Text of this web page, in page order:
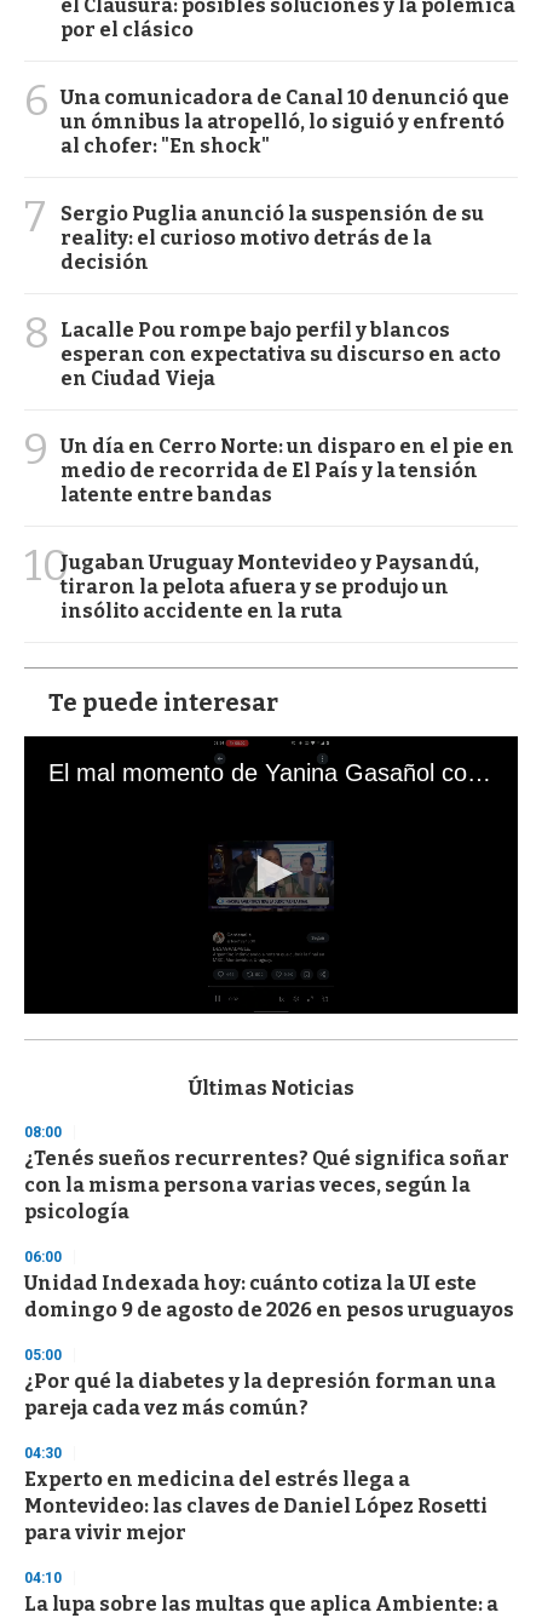
el Clausura: posibles soluciones y la polémica
por el clásico
6 Una comunicadora de Canal 10 denunció que
un ómnibus la atropelló, lo siguió y enfrentó
al chofer: "En shock"
7
Sergio Puglia anunció la suspensión de su
reality: el curioso motivo detrás de la
decisión
8
Lacalle Pou rompe bajo perfil y blancos
esperan con expectativa su discurso en acto
en Ciudad Vieja
9
Un día en Cerro Norte: un disparo en el pie en
medio de recorrida de El País y la tensión
latente entre bandas
10Jugaban Uruguay Montevideo y Paysandú,
tiraron la pelota afuera y se produjo un
insólito accidente en la ruta
Te puede interesar
El mal momento de Yanina Gasañol con un hincha argentino en "Subrayado"
s
d
s
o
f
3
s
e
c
o
d
Últimas Noticias
08:00
¿Tenés sueños recurrentes? Qué significa soñar
con la misma persona varias veces, según la
psicología
06:00
Unidad Indexada hoy: cuánto cotiza la UI este
domingo 9 de agosto de 2026 en pesos uruguayos
05:00
¿Por qué la diabetes y la depresión forman una
pareja cada vez más común?
04:30
Experto en medicina del estrés llega a
Montevideo: las claves de Daniel López Rosetti
para vivir mejor
04:10
La lupa sobre las multas que aplica Ambiente: a